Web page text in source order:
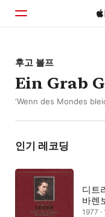
홈
둘러보기
후고 볼프
Ein Grab
‘Wenn des Mondes
인기 레코딩
디트
바렌
1977 ·